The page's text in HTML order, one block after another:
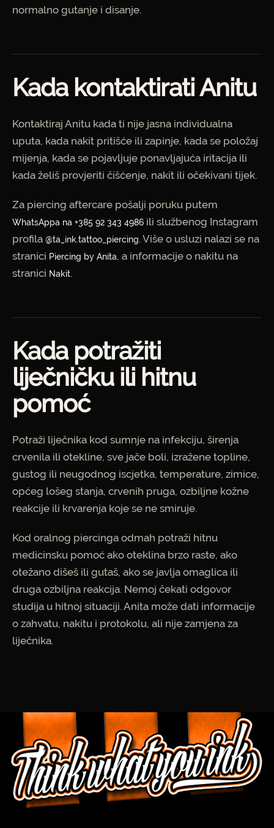
normalno gutanje i disanje.
Kada kontaktirati Anitu
Kontaktiraj Anitu kada ti nije jasna individualna
uputa, kada nakit pritišće ili zapinje, kada se položaj
mijenja, kada se pojavljuje ponavljajuća iritacija ili
kada želiš provjeriti čišćenje, nakit ili očekivani tijek.
Za piercing aftercare pošalji poruku putem
WhatsAppa na +385 92 343 4986 ili službenog Instagram
profila @ta_ink.tattoo_piercing. Više o usluzi nalazi se na
stranici Piercing by Anita, a informacije o nakitu na
stranici Nakit.
Kada potražiti
liječničku ili hitnu
pomoć
Potraži liječnika kod sumnje na infekciju, širenja
crvenila ili otekline, sve jače boli, izražene topline,
gustog ili neugodnog iscjetka, temperature, zimice,
općeg lošeg stanja, crvenih pruga, ozbiljne kožne
reakcije ili krvarenja koje se ne smiruje.
Kod oralnog piercinga odmah potraži hitnu
medicinsku pomoć ako oteklina brzo raste, ako
otežano dišeš ili gutaš, ako se javlja omaglica ili
druga ozbiljna reakcija. Nemoj čekati odgovor
studija u hitnoj situaciji. Anita može dati informacije
o zahvatu, nakitu i protokolu, ali nije zamjena za
liječnika.